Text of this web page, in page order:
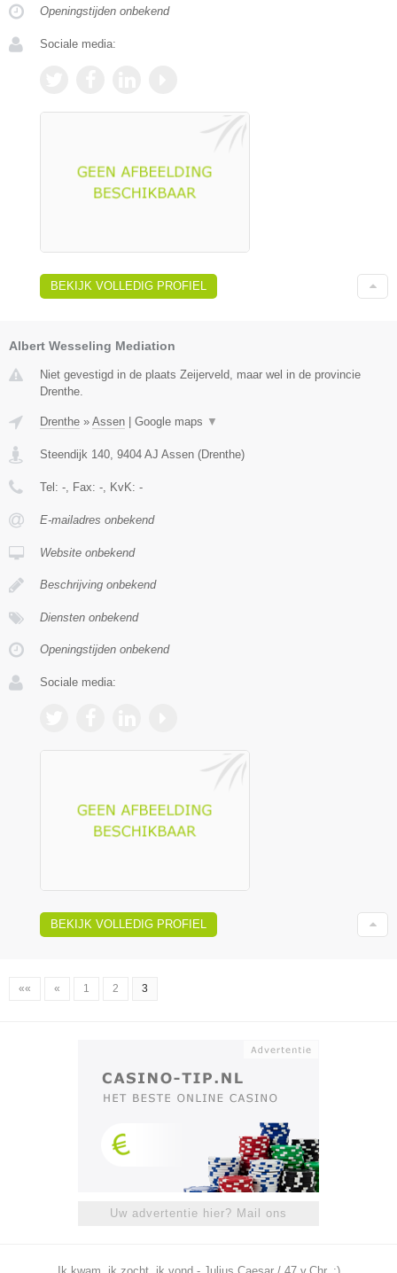
Openingstijden onbekend
Sociale media:
BEKIJK VOLLEDIG PROFIEL
Albert Wesseling Mediation
Niet gevestigd in de plaats Zeijerveld, maar wel in de provincie
Drenthe.
Drenthe » Assen Google maps ▼
Steendijk 140 9404 AJ Assen (Drenthe)
Tel: - , Fax: - , KvK: -
E-mailadres onbekend
Website onbekend
Beschrijving onbekend
Diensten onbekend
Openingstijden onbekend
Sociale media:
BEKIJK VOLLEDIG PROFIEL
«« « 1 2 3
Uw advertentie hier? Mail ons